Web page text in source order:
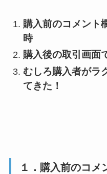
購入前のコメント
時
購入後の取引画面
むしろ購入者がラ
てきた！
１．購入前のコメ